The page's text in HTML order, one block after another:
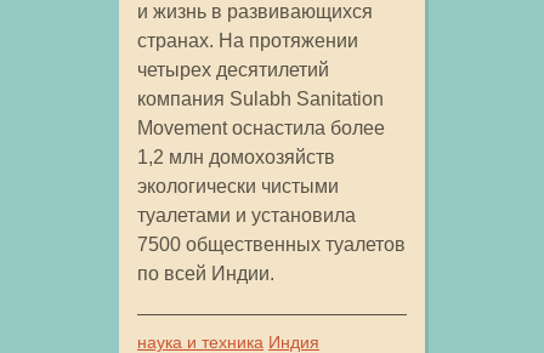
и жизнь в развивающихся
странах. На протяжении
четырех десятилетий
компания Sulabh Sanitation
Movement оснастила более
1,2 млн домохозяйств
экологически чистыми
туалетами и установила
7500 общественных туалетов
по всей Индии.
наука и техника Индия